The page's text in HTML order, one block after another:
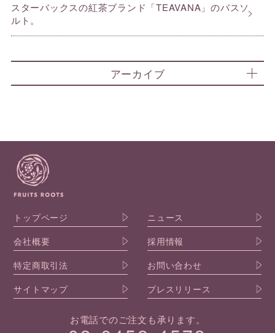
スターバックスの紅茶ブランド「TEAVANA」のバスソ
ルト。
アーカイブ
トップページ
ニュース
会社概要
採用情報
特定商取引法
お問い合わせ
サイトマップ
プレスリリース
お電話でのご注文も承ります。